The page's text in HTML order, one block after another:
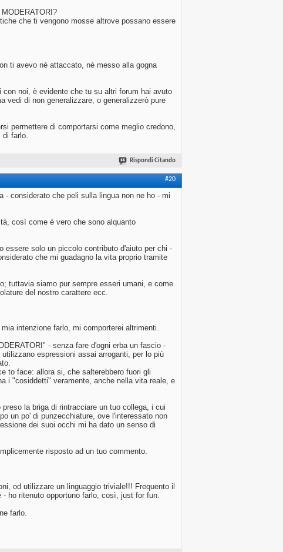
che ti vengono mosse altrove possano essere
ti avevo nè attaccato, nè messo alla gogna
noi, è evidente che tu su altri forum hai avuto
vedi di non generalizzare, o generalizzerò pure
permettere di comportarsi come meglio credono,
di farlo.
Rispondi Citando
#20
considerato che peli sulla lingua non ne ho - mi
così come è vero che sono alquanto
solo un piccolo contributo d'aiuto per chi -
che mi guadagno la vita proprio tramite
tuttavia siamo pur sempre esseri umani, e come
del nostro carattere ecc.
intenzione farlo, mi comporterei altrimenti.
- senza fare d'ogni erba un fascio -
espressioni assai arroganti, per lo più
to face: allora si, che salterebbero fuori gli
i "cosiddetti" veramente, anche nella vita reale, e
la briga di rintracciare un tuo collega, i cui
un po' di punzecchiature, ove l'interessato non
dei suoi occhi mi ha dato un senso di
risposto ad un tuo commento.
od utilizzare un linguaggio triviale!!! Frequento il
ho ritenuto opportuno farlo, così, just for fun.
farlo.